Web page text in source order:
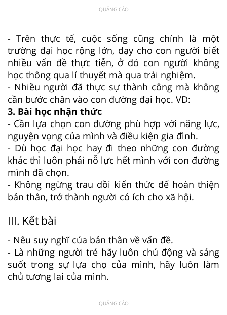
QUẢNG CÁO
- Trên thực tế, cuộc sống cũng chính là một
trường đại học rộng lớn, dạy cho con người biết
nhiều vấn đề thực tiễn, ở đó con người không
học thông qua lí thuyết mà qua trải nghiệm.
- Nhiều người đã thực sự thành công mà không
cần bước chân vào con đường đại học. VD:
3. Bài học nhận thức
- Cần lựa chọn con đường phù hợp với năng lực,
nguyện vọng của mình và điều kiện gia đình.
- Dù học đại học hay đi theo những con đường
khác thì luôn phải nỗ lực hết mình với con đường
mình đã chọn.
- Không ngừng trau dồi kiến thức để hoàn thiện
bản thân, trở thành người có ích cho xã hội.
III. Kết bài
- Nêu suy nghĩ của bản thân về vấn đề.
- Là những người trẻ hãy luôn chủ động và sáng
suốt trong sự lựa chọ của mình, hãy luôn làm
chủ tương lai của mình.
QUẢNG CÁO